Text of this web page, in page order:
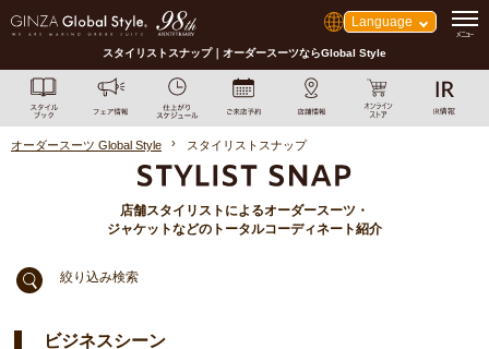
Language
スタイリストスナップ｜オーダースーツならGlobal Style
オーダースーツ Global Style スタイリストスナップ
店舗スタイリストによるオーダースーツ・
ジャケットなどのトータルコーディネート紹介
絞り込み検索
ビジネスシーン